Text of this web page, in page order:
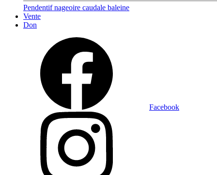
Pendentif nageoire caudale baleine
Vente
Don
Facebook